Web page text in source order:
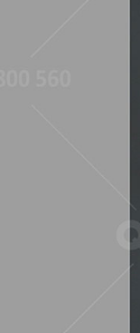
Một số dự